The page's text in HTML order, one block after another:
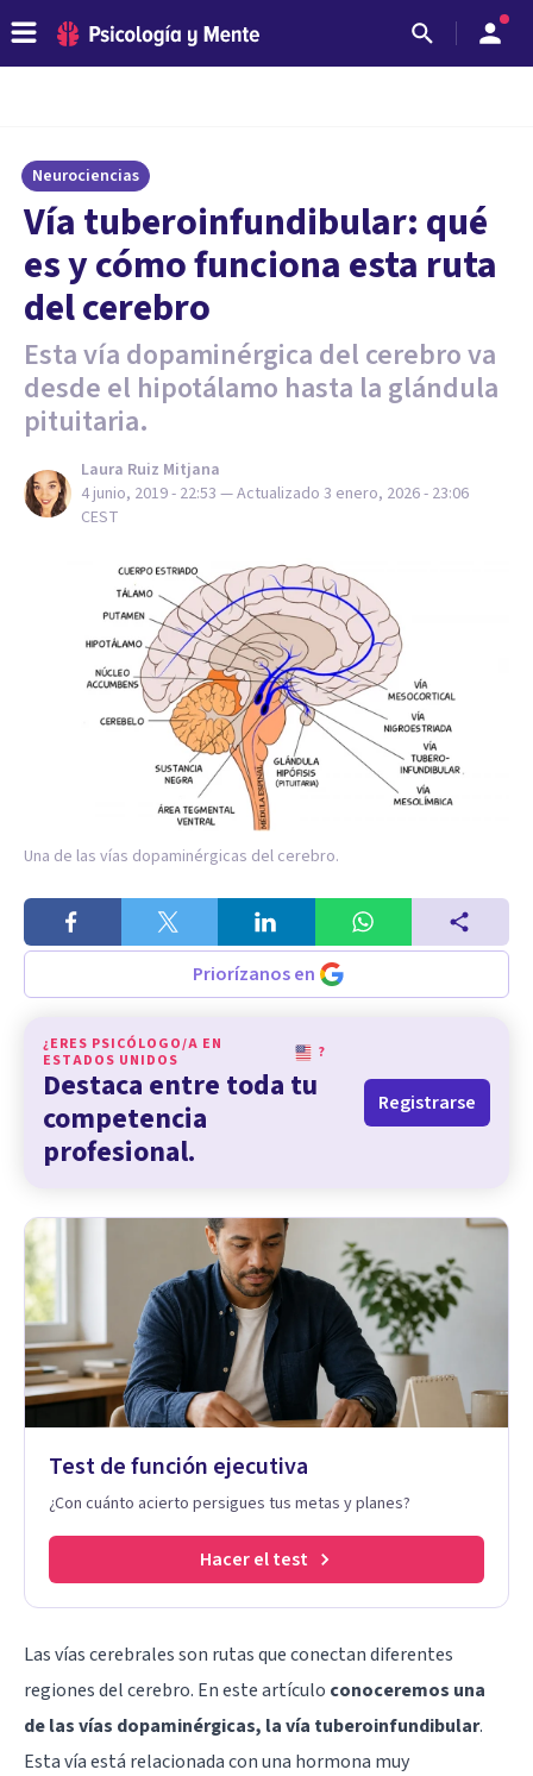
Neurociencias
Vía tuberoinfundibular: qué
es y cómo funciona esta ruta
del cerebro
Esta vía dopaminérgica del cerebro va
desde el hipotálamo hasta la glándula
pituitaria.
Laura Ruiz Mitjana
4 junio, 2019 - 22:53 — Actualizado 3 enero, 2026 - 23:06
CEST
Una de las vías dopaminérgicas del cerebro.
Priorízanos en
¿ERES PSICÓLOGO/A EN
ESTADOS UNIDOS
?
Destaca entre toda tu
competencia
profesional.
Registrarse
Test de función ejecutiva
¿Con cuánto acierto persigues tus metas y planes?
Hacer el test
Las vías cerebrales son rutas que conectan diferentes
regiones del cerebro. En este artículo conoceremos una
de las vías dopaminérgicas, la vía tuberoinfundibular.
Esta vía está relacionada con una hormona muy